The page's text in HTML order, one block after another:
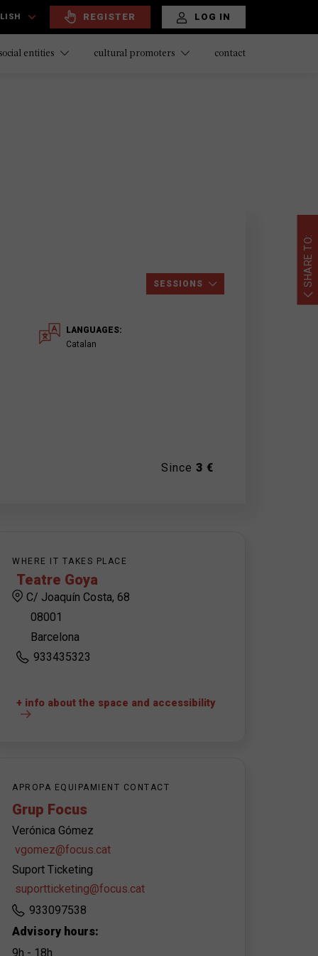
REGISTER LOG IN
social entities cultural promoters contact
SESSIONS
LANGUAGES:
Catalan
Since 3 €
WHERE IT TAKES PLACE
Teatre Goya
C/ Joaquín Costa, 68
08001
Barcelona
933435323
+ info about the space and accessibility
APROPA EQUIPAMIENT CONTACT
Grup Focus
Verónica Gómez
vgomez@focus.cat
Suport Ticketing
suportticketing@focus.cat
933097538
Advisory hours:
9h - 18h
SHARE TO: